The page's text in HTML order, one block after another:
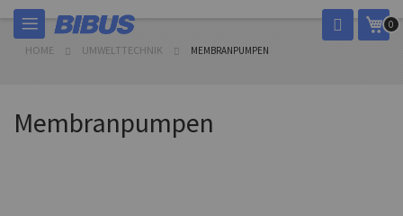
Skip
to
Content
My
0
HOME UMWELTTECHNIK MEMBRANPUMPEN
Membranpumpen